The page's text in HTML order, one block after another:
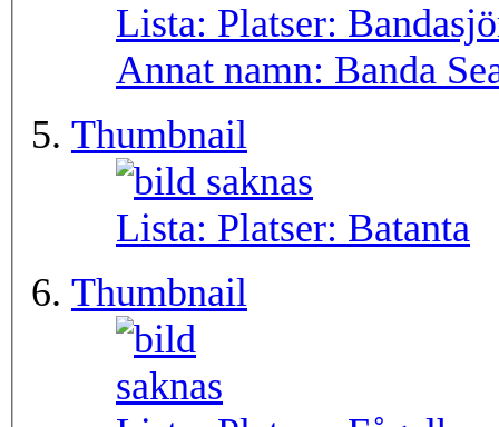
Lista: Platser:
Annat namn: Banda
Thumbnail
Lista: Platser: Batanta
Thumbnail